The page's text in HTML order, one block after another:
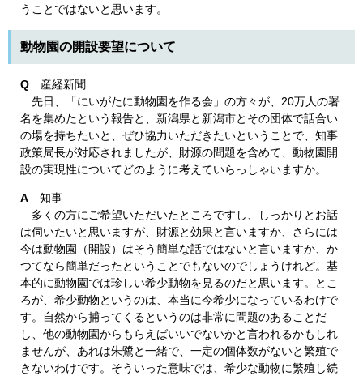
うことではないと思います。
動物園の開設要望について
Q 産経新聞
先日、「にいがたに動物園を作る会」の方々が、20万人の署
名を集めたという報告と、新潟県と新潟市とその団体で話合い
の場を持ちたいと、ぜひ協力いただきたいということで、知事
政策局長が対応されましたが、財源の問題を含めて、動物園開
設の実現性についてどのように考えていらっしゃいますか。
A 知事
多くの方にご希望いただいたところですし、しっかりとお話
は伺いたいと思いますが、財源と効果と言いますか、さらには
今は動物園（開設）はそう簡単な話ではないと言いますか、か
つてなら簡単だったということでもないのでしょうけれど。基
本的に動物園では珍しい希少動物を見るのだと思います。とこ
ろが、希少動物というのは、本当に今希少になっているわけで
す。自然から捕ってくるというのは非常に問題のあることだ
し、他の動物園からもらえばいいでないかと言われるかもしれ
ませんが、あれは朱鷺と一緒で、一定の個体数がないと繁殖で
きないわけです。そういった意味では、希少な動物に繁殖し続